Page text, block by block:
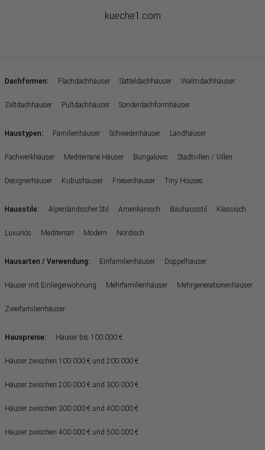
kueche1.com
Dachformen: Flachdachhäuser Satteldachhäuser Walmdachhäuser
Zeltdachhäuser Pultdachhäuser Sonderdachformhäuser
Haustypen: Familienhäuser Schwedenhäuser Landhäuser
Fachwerkhäuser Mediterrane Häuser Bungalows Stadtvillen / Villen
Designerhäuser Kubushäuser Friesenhäuser Tiny Houses
Hausstile: Alpenländischer Stil Amerikanisch Bauhausstil Klassisch
Luxuriös Mediterran Modern Nordisch
Hausarten / Verwendung: Einfamilienhäuser Doppelhäuser
Häuser mit Einliegerwohnung Mehrfamilienhäuser Mehrgenerationenhäuser
Zweifamilienhäuser
Hauspreise: Häuser bis 100.000 €
Häuser zwischen 100.000 € und 200.000 €
Häuser zwischen 200.000 € und 300.000 €
Häuser zwischen 300.000 € und 400.000 €
Häuser zwischen 400.000 € und 500.000 €